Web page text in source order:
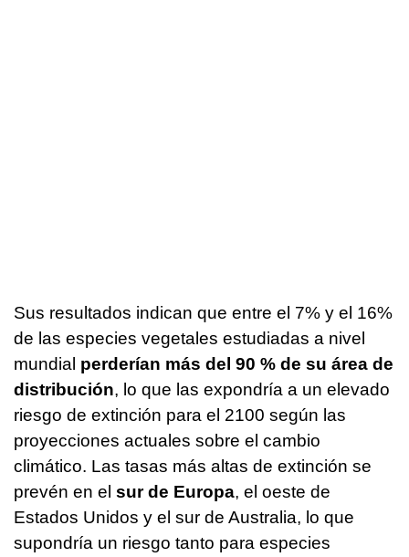
Sus resultados indican que entre el 7% y el 16%
de las especies vegetales estudiadas a nivel
mundial perderían más del 90 % de su área de
distribución, lo que las expondría a un elevado
riesgo de extinción para el 2100 según las
proyecciones actuales sobre el cambio
climático. Las tasas más altas de extinción se
prevén en el sur de Europa, el oeste de
Estados Unidos y el sur de Australia, lo que
supondría un riesgo tanto para especies